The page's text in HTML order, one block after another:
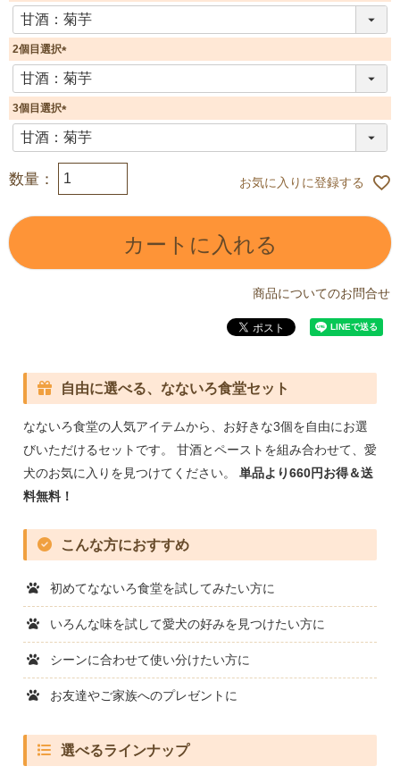
(
必
)
2個目選択
(
必
)
3個目選択
(
必
須
)
お気に入りに登録する
カートに入れる
商品についてのお問合せ
自由に選べる、なないろ食堂セット
なないろ食堂の人気アイテムから、お好きな3個を自由にお選
びいただけるセットです。 甘酒とペーストを組み合わせて、愛
犬のお気に入りを見つけてください。 単品より660円お得＆送
料無料！
こんな方におすすめ
初めてなないろ食堂を試してみたい方に
いろんな味を試して愛犬の好みを見つけたい方に
シーンに合わせて使い分けたい方に
お友達やご家族へのプレゼントに
選べるラインナップ